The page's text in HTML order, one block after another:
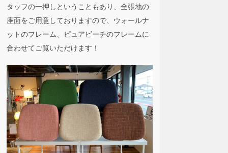
タッフの一押しということもあり、全張地の
座面をご用意しておりますので、ウォールナ
ットのフレーム、ピュアビーチのフレームに
合わせてご覧いただけます！